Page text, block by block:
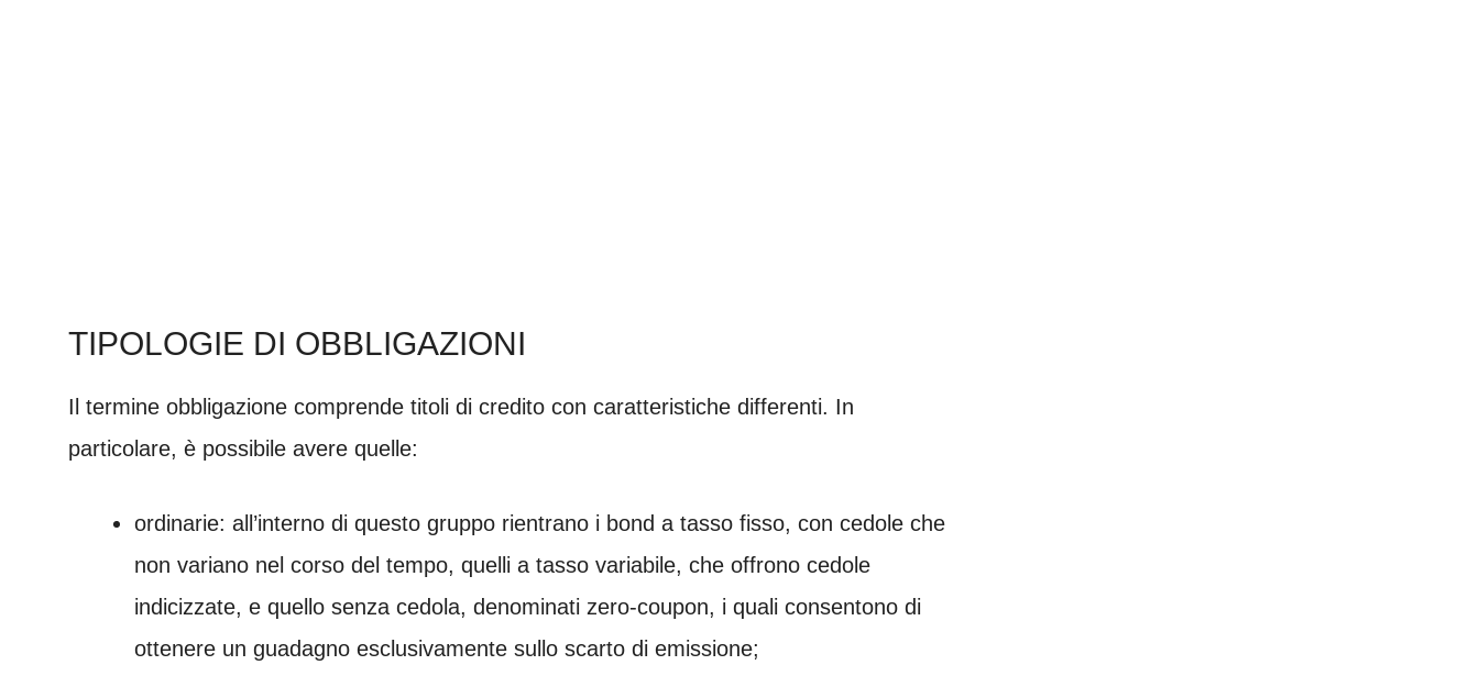
TIPOLOGIE DI OBBLIGAZIONI
Il termine obbligazione comprende titoli di credito con caratteristiche differenti. In
particolare, è possibile avere quelle:
ordinarie: all’interno di questo gruppo rientrano i bond a tasso fisso, con cedole che
non variano nel corso del tempo, quelli a tasso variabile, che offrono cedole
indicizzate, e quello senza cedola, denominati zero-coupon, i quali consentono di
ottenere un guadagno esclusivamente sullo scarto di emissione;